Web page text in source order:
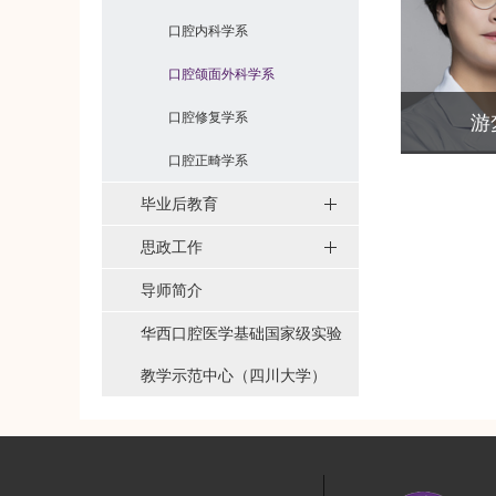
口腔内科学系
口腔颌面外科学系
口腔修复学系
口腔正畸学系
毕业后教育
思政工作
导师简介
华西口腔医学基础国家级实验
教学示范中心（四川大学）
游